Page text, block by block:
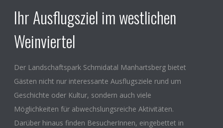
Ihr Ausflugsziel im westlichen
Weinviertel
Der Landschaftspark Schmidatal Manhartsberg bietet
Gästen nicht nur interessante Ausflugsziele rund um
Geschichte oder Kultur, sondern auch viele
Möglichkeiten für abwechslungsreiche Aktivitäten.
Darüber hinaus finden BesucherInnen, eingebettet in